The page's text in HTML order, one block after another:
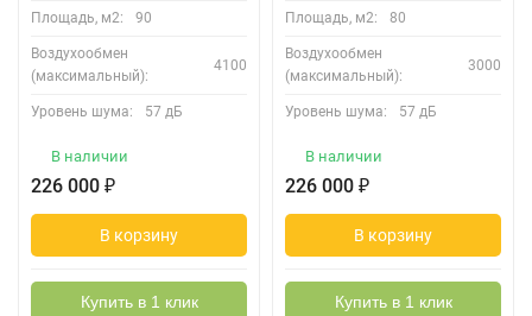
Площадь, м2: 90
Воздухообмен
(максимальный):
4100
Уровень шума: 57 дБ
В наличии
226 000 ₽
В корзину
Купить в 1 клик
Площадь, м2: 80
Воздухообмен
(максимальный):
3000
Уровень шума: 57 дБ
В наличии
226 000 ₽
В корзину
Купить в 1 клик